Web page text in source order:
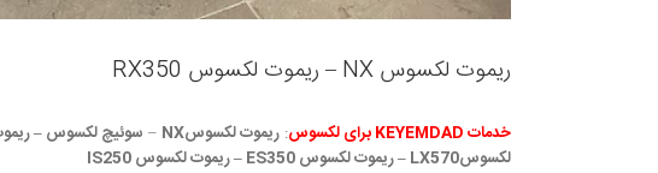
ریموت لکسوس NX – ریموت لکسوس RX350
خدمات KEYEMDAD برای لکسوس : ریموت لکسوسNX –
لکسوسLX570 – ریموت لکسوس ES350 – ریموت لکسوس IS250